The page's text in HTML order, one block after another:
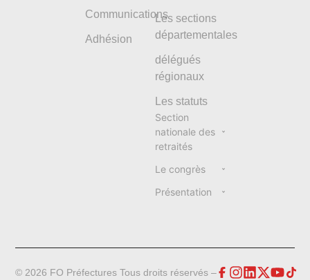
Communications
Adhésion
Les sections
départementales
délégués
régionaux
Les statuts
Section
nationale des
retraités
Le congrès
Présentation
© 2026 FO Préfectures Tous droits réservés –